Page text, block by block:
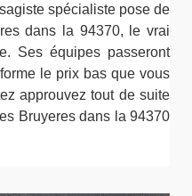
spécialiste pose de
dans la 94370, le vrai
Ses équipes passeront
le prix bas que vous
approuvez tout de suite
Bruyeres dans la 94370